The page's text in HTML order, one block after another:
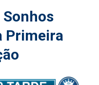
Primeira